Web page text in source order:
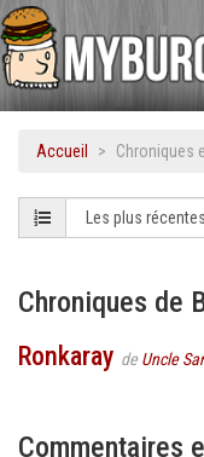
Accueil Chroniques
Chroniques de
Ronkaray de Uncle
Commentaires